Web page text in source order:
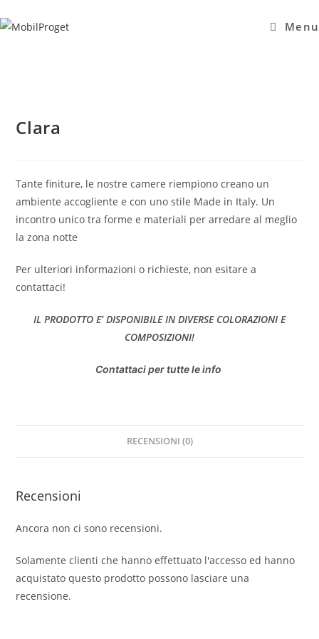
al
Menu
Clara
Tante finiture, le nostre camere riempiono creano un
ambiente accogliente e con uno stile Made in Italy. Un
incontro unico tra forme e materiali per arredare al meglio
la zona notte
Per ulteriori informazioni o richieste, non esitare a
contattaci!
IL PRODOTTO E’ DISPONIBILE IN DIVERSE COLORAZIONI E
COMPOSIZIONI!
Contattaci per tutte le info
RECENSIONI (0)
Recensioni
Ancora non ci sono recensioni.
Solamente clienti che hanno effettuato l'accesso ed hanno
acquistato questo prodotto possono lasciare una
recensione.